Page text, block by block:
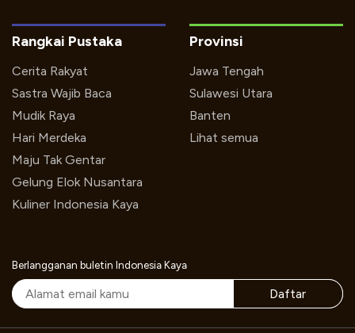
Rangkai Pustaka
Cerita Rakyat
Sastra Wajib Baca
Mudik Raya
Hari Merdeka
Maju Tak Gentar
Gelung Elok Nusantara
Kuliner Indonesia Kaya
Provinsi
Jawa Tengah
Sulawesi Utara
Banten
Lihat semua
Berlangganan buletin Indonesia Kaya
Daftar